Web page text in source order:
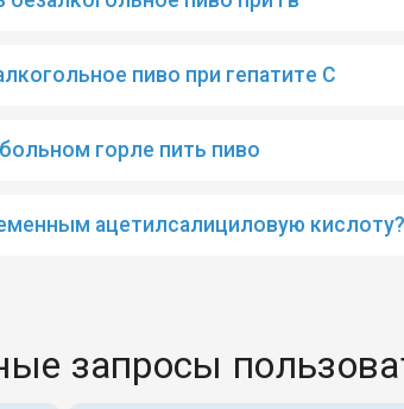
пиво при гепатите С
горле пить пиво
ацетилсалициловую кислоту?
запросы